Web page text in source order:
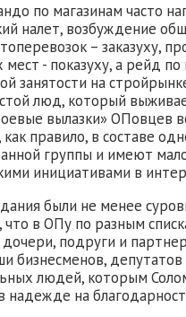
по магазинам часто
налет, возбуждение
– заказуху,
мест - показуху, а рейд
занятости на
люд, который
вылазки» ОПовцев
правило, в составе
группы и имеют
инициативами в
были не менее
что в ОПу по разным
подруги и
бизнесменов,
людей, которым
надежде на